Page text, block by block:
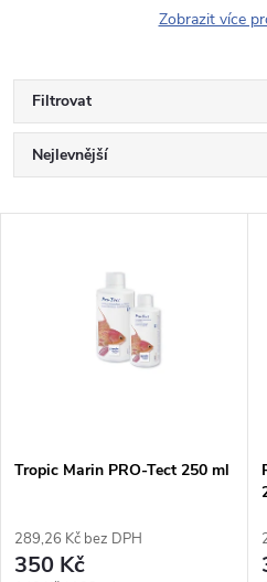
Zobrazit více
Filtrovat
Ř
a
p
r
Nejlevnější
Abecedně
s
r
Tropic Marin PRO-Tect 250 ml
289,26 Kč bez DPH
350 Kč